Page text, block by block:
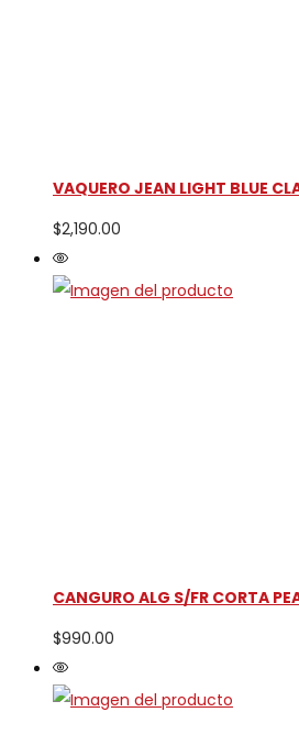
VAQUERO JEAN LIGHT BLUE
$2,190.00
CANGURO ALG S/FR CORTA
$990.00